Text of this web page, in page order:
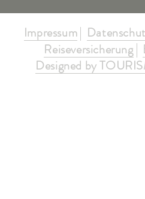
Impressum
Reiseversicherung
Designed by